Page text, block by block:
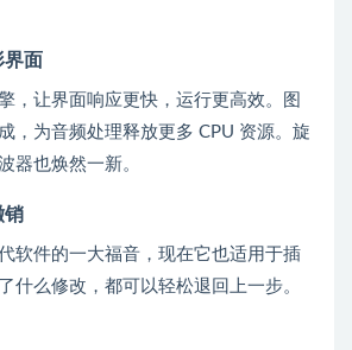
界面
，让界面响应更快，运行更高效。图
，为音频处理释放更多 CPU 资源。旋
器也焕然一新。
销
软件的一大福音，现在它也适用于插
什么修改，都可以轻松退回上一步。